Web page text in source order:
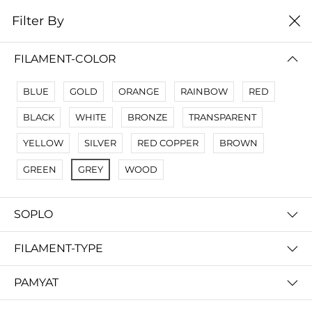
0
No Results
Not Found Filters1
Not Found Filters2
Filter By
FILAMENT-COLOR
BLUE GOLD ORANGE RAINBOW RED
BLACK WHITE BRONZE TRANSPARENT
YELLOW SILVER RED COPPER BROWN
GREEN GREY WOOD
SOPLO
FILAMENT-TYPE
PAMYAT